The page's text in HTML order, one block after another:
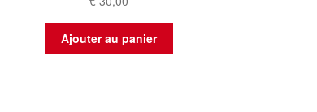
Ajouter au panier